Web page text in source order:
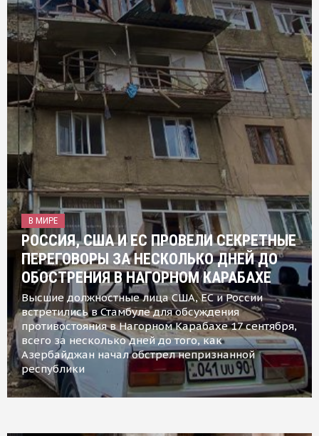
В МИРЕ
РОССИЯ, США И ЕС ПРОВЕЛИ СЕКРЕТНЫЕ
ПЕРЕГОВОРЫ ЗА НЕСКОЛЬКО ДНЕЙ ДО
ОБОСТРЕНИЯ В НАГОРНОМ КАРАБАХЕ
Высшие должностные лица США, ЕС и России
встретились в Стамбуле для обсуждения
противостояния в Нагорном Карабахе 17 сентября,
всего за несколько дней до того, как
Азербайджан начал обстрел непризнанной
республики